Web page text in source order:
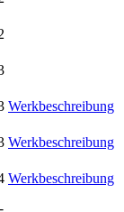
Werkbeschreibung
Werkbeschreibung
Werkbeschreibung